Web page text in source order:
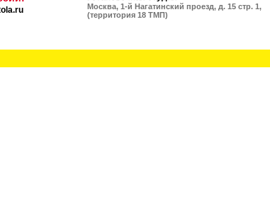
Москва, 1-й Нагатинский проезд, д. 15 стр. 1,
(территория 18 ТМП)